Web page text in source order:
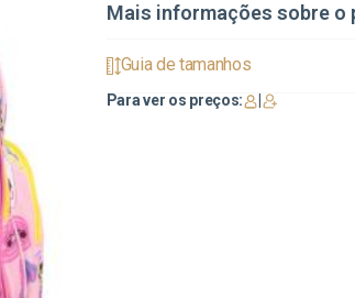
Mais informações sobre o
Guia de tamanhos
Para ver os preços: